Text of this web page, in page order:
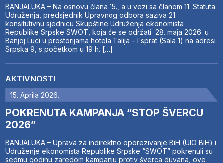
BANJALUKA – Na osnovu člana 15., a u vezi sa članom 11. Statuta
Udruženja, predsjednik Upravnog odbora saziva 21.
konsitutivnu sjednicu Skupštine Udruženja ekonomista
Republike Srpske SWOT, koja će se održati 28. maja 2026. u
Banjoj Luci u prostorijama hotela Talija – I sprat (Sala 1) na adresi
Srpska 9, s početkom u 19 h. […]
AKTIVNOSTI
15. Aprila 2026.
POKRENUTA KAMPANJA “STOP ŠVERCU
2026”
BANJALUKA – Uprava za indirektno oporezivanje BiH (UIO BiH) i
Udruženje ekonomista Republike Srpske “SWOT” pokrenuli su
sedmu godinu zaredom kampanju protiv šverca duvana, ove